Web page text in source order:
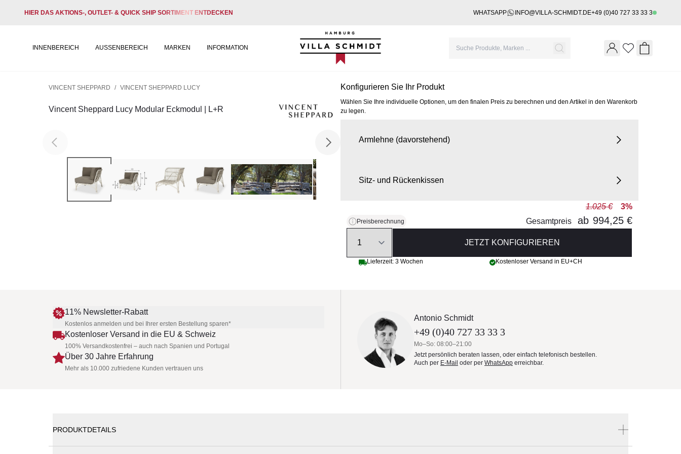
HIER DAS AKTIONS-, OUTLET- & QUICK SHIP SORTIMENT ENTDECKEN WHATSAPP INFO@VILLA-SCHMIDT.DE+49 (0)40 727 33 33 3
INNENBEREICH AUSSENBEREICH MARKEN INFORMATION
Villa Schmidt
Wishlist
VINCENT SHEPPARD / VINCENT SHEPPARD LUCY
Vincent Sheppard Lucy Modular Eckmodul | L+R
Konfigurieren Sie Ihr Produkt
Wählen Sie Ihre individuelle Optionen, um den finalen Preis zu berechnen und den Artikel in den Warenkorb
zu legen.
Armlehne (davorstehend)
Sitz- und Rückenkissen
Preisberechnung
1.025 €
3%
Gesamtpreis
ab 994,25 €
JETZT KONFIGURIEREN
Lieferzeit: 3 Wochen Kostenloser Versand in EU+CH
11% Newsletter-Rabatt
Kostenlos anmelden und bei Ihrer ersten Bestellung sparen*
Kostenloser Versand in die EU & Schweiz
100% Versandkostenfrei – auch nach Spanien und Portugal
Über 30 Jahre Erfahrung
Mehr als 10.000 zufriedene Kunden vertrauen uns
Antonio Schmidt
+49 (0)40 727 33 33 3
Mo–So: 08:00–21:00
Jetzt persönlich beraten lassen, oder einfach telefonisch bestellen.
Auch per E-Mail oder per WhatsApp erreichbar.
PRODUKTDETAILS